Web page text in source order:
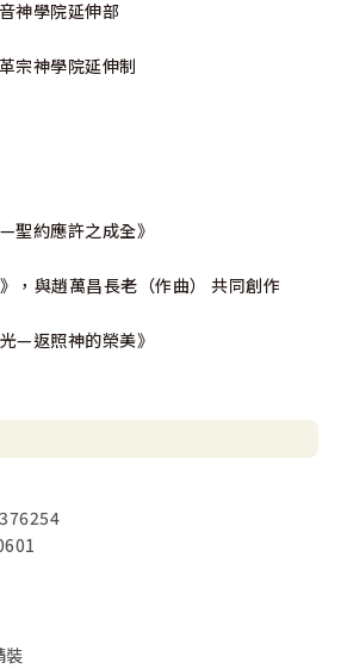
父的恩典和保守」、「憑信心採取行
本身，不會促進我們的靈命成長。
神藉著聖靈的大能，將基督裡的豐富和
的模樣。
應許，進入真理，遇見基督、與主同
心追求？我們是否存著清心，用心靈和
求得勝
，當以天父的事和心意為念。神的旨意
中，返照神的榮光，彰顯神的榮美。
的內容，陳述基督徒藉著追求聖潔、操
效法基督，在靈修與生活中仰望神、聽
持守信心和盼望，尋求並順從聖靈的感
心裡返照神的榮光，活出耶穌的模樣。
神學院延伸部
宗神學院延伸制
聖約應許之成全》
，與趙萬昌長老（作曲） 共同創作
—返照神的榮美》
裝